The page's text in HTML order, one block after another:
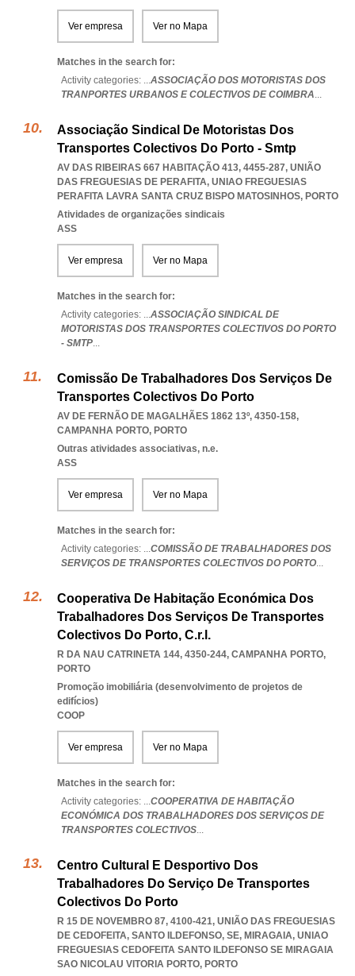
Ver empresa Ver no Mapa
Matches in the search for:
Activity categories: ...ASSOCIAÇÃO DOS MOTORISTAS DOS
TRANPORTES URBANOS E COLECTIVOS DE COIMBRA...
Associação Sindical De Motoristas Dos
Transportes Colectivos Do Porto - Smtp
AV DAS RIBEIRAS 667 HABITAÇÃO 413, 4455-287, UNIÃO
DAS FREGUESIAS DE PERAFITA, UNIAO FREGUESIAS
PERAFITA LAVRA SANTA CRUZ BISPO MATOSINHOS, PORTO
Atividades de organizações sindicais
ASS
Ver empresa Ver no Mapa
Matches in the search for:
Activity categories: ...ASSOCIAÇÃO SINDICAL DE
MOTORISTAS DOS TRANSPORTES COLECTIVOS DO PORTO
- SMTP...
Comissão De Trabalhadores Dos Serviços De
Transportes Colectivos Do Porto
AV DE FERNÃO DE MAGALHÃES 1862 13º, 4350-158,
CAMPANHA PORTO, PORTO
Outras atividades associativas, n.e.
ASS
Ver empresa Ver no Mapa
Matches in the search for:
Activity categories: ...COMISSÃO DE TRABALHADORES DOS
SERVIÇOS DE TRANSPORTES COLECTIVOS DO PORTO...
Cooperativa De Habitação Económica Dos
Trabalhadores Dos Serviços De Transportes
Colectivos Do Porto, C.r.l.
R DA NAU CATRINETA 144, 4350-244, CAMPANHA PORTO,
PORTO
Promoção imobiliária (desenvolvimento de projetos de
edifícios)
COOP
Ver empresa Ver no Mapa
Matches in the search for:
Activity categories: ...COOPERATIVA DE HABITAÇÃO
ECONÓMICA DOS TRABALHADORES DOS SERVIÇOS DE
TRANSPORTES COLECTIVOS...
Centro Cultural E Desportivo Dos
Trabalhadores Do Serviço De Transportes
Colectivos Do Porto
R 15 DE NOVEMBRO 87, 4100-421, UNIÃO DAS FREGUESIAS
DE CEDOFEITA, SANTO ILDEFONSO, SE, MIRAGAIA, UNIAO
FREGUESIAS CEDOFEITA SANTO ILDEFONSO SE MIRAGAIA
SAO NICOLAU VITORIA PORTO, PORTO